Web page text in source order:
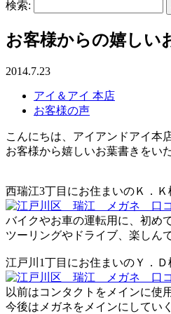
検索:
お客様からの嬉しい
2014.7.23
アイ＆アイ 本店
お客様の声
こんにちは、アイアンドアイ本
お客様から嬉しいお葉書きをい
西瑞江3丁目にお住まいのＫ．Ｋ
バイクやお車の運転用に、初め
ツーリングやドライブ、楽しん
江戸川1丁目にお住まいのＹ．Ｄ
以前はコンタクトをメインに使
今後はメガネをメインにしてい